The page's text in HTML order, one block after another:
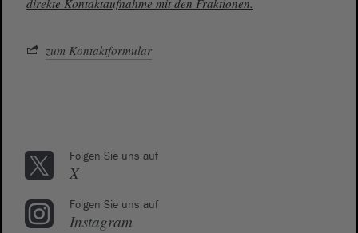
direkte Kontaktaufnahme mit den Fraktionen.
zum Kontaktformular
Folgen Sie uns auf
X
Folgen Sie uns auf
Instagram